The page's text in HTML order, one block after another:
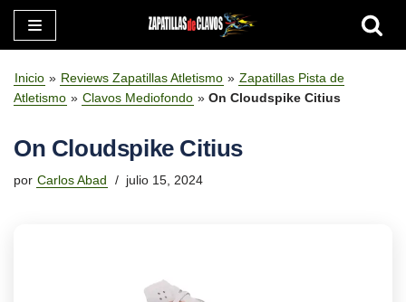
Saltar
al
contenido
Inicio » Reviews Zapatillas Atletismo » Zapatillas Pista de
Atletismo » Clavos Mediofondo » On Cloudspike Citius
On Cloudspike Citius
por Carlos Abad julio 15, 2024